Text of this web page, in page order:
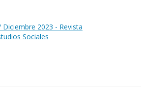
Diciembre 2023 - Revista
Sociales